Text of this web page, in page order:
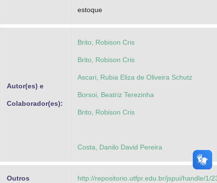
estoque
Autor(es) e
Colaborador(es):
Brito, Robison Cris
Brito, Robison Cris
Ascari, Rubia Eliza de Oliveira Schutz
Borsoi, Beatriz Terezinha
Brito, Robison Cris
Costa, Danilo David Pereira
Outros http://repositorio.utfpr.edu.br/jspui/handle/1/